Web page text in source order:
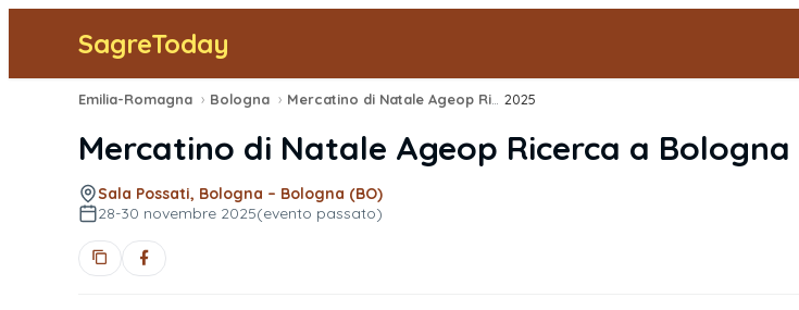
SagreToday
Emilia-Romagna › Bologna › 2025
Mercatino di Natale Ageop Ricerca a Bologna
Sala Possati, Bologna – Bologna (BO)
28-30 novembre 2025(evento passato)